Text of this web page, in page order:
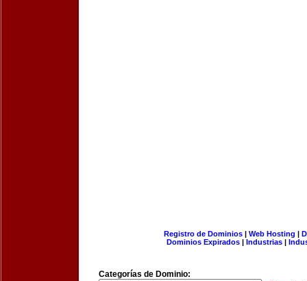
Registro de Dominios| Web Hosting |
Dominios Expirados | Industrias |
Categorías de Dominio: